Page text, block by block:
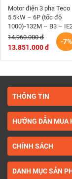
Motor điện 3 pha Teco
5.5kW – 6P (tốc độ
1000)-132M – B3 –
-7%
14.960.000 đ
13.851.000 đ
THÔNG TIN
HƯỚNG DẪN MUA
CHÍNH SÁCH
DANH MỤC SẢN